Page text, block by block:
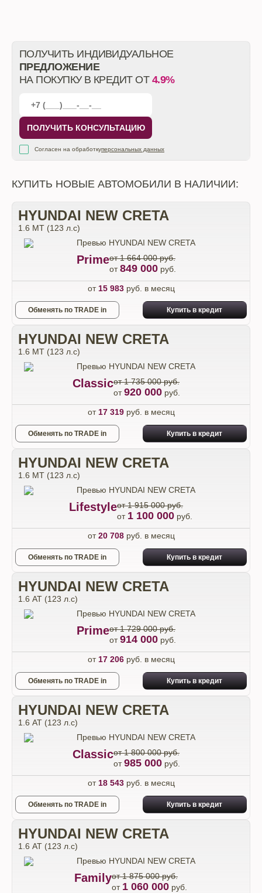
ПОЛУЧИТЬ ИНДИВИДУАЛЬНОЕ
ПРЕДЛОЖЕНИЕ
НА ПОКУПКУ В КРЕДИТ ОТ 4.9%
ПОЛУЧИТЬ КОНСУЛЬТАЦИЮ
Согласен на обработкуперсональных данных
КУПИТЬ НОВЫЕ АВТОМОБИЛИ В НАЛИЧИИ:
HYUNDAI NEW CRETA
1.6 МТ (123 л.с)
Primeот 1 664 000 руб.
от849 000 руб.
от 15 983руб. в месяц
Обменять по TRADE in Купить в кредит
HYUNDAI NEW CRETA
1.6 МТ (123 л.с)
Classicот 1 735 000 руб.
от920 000 руб.
от 17 319руб. в месяц
Обменять по TRADE in Купить в кредит
HYUNDAI NEW CRETA
1.6 МТ (123 л.с)
Lifestyleот 1 915 000 руб.
от 1 100 000 руб.
от20 708руб. в месяц
Обменять по TRADE in Купить в кредит
HYUNDAI NEW CRETA
1.6 АТ (123 л.с)
Primeот 1 729 000 руб.
от914 000 руб.
от 17 206руб. в месяц
Обменять по TRADE in Купить в кредит
HYUNDAI NEW CRETA
1.6 АТ (123 л.с)
Classicот 1 800 000 руб.
от985 000 руб.
от 18 543руб. в месяц
Обменять по TRADE in Купить в кредит
HYUNDAI NEW CRETA
1.6 АТ (123 л.с)
Familyот 1 875 000 руб.
от 1 060 000 руб.